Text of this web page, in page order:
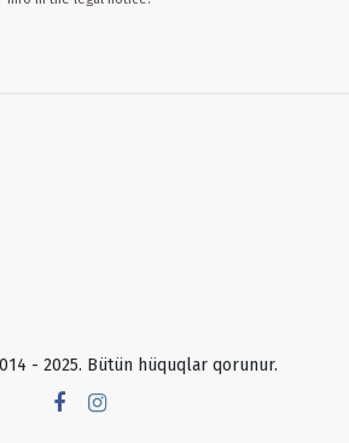
- 2025. Bütün hüquqlar qorunur.